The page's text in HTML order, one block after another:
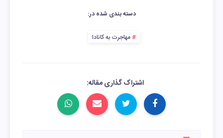
دسته بندی شده در:
مهاجرت به کانادا
اشتراک گذاری مقاله: